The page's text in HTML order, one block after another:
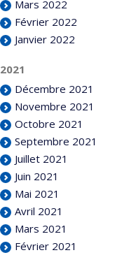
Mars 2022
Février 2022
Janvier 2022
2021
Décembre 2021
Novembre 2021
Octobre 2021
Septembre 2021
Juillet 2021
Juin 2021
Mai 2021
Avril 2021
Mars 2021
Février 2021